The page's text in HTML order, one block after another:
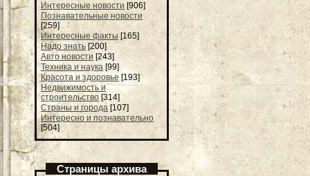
Интересные новости [906]
Познавательные новости
[259]
Интересные факты [165]
Надо знать [200]
Авто новости [243]
Техника и наука [99]
Красота и здоровье [193]
Недвижимость и
строительство [314]
Страны и города [107]
Интересно и познавательно
[504]
Страницы архива